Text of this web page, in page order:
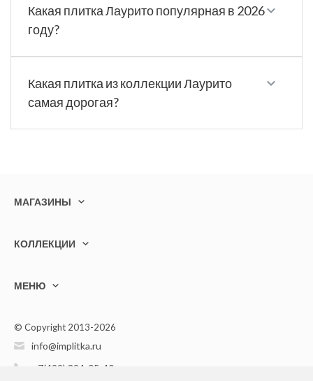
Какая плитка Лаурито популярная в 2026
году?
Какая плитка из коллекции Лаурито
самая дорогая?
МАГАЗИНЫ
КОЛЛЕКЦИИ
МЕНЮ
© Copyright 2013-2026
info@implitka.ru
+7(499) 394-05-40